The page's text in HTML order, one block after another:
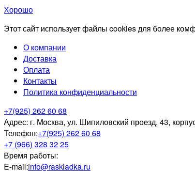
Хорошо
Этот сайт использует файлы cookies для более
О компании
Доставка
Оплата
Контакты
Политика конфиденциальности
+7(925) 262 60 68
Адрес: г. Москва, ул. Шипиловский проезд, 43,
Телефон:+7(925) 262 60 68
+7 (966) 328 32 25
Время работы:
E-mail:info@raskladka.ru